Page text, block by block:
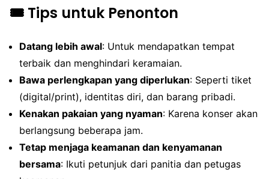
🎟️ Tips untuk Penonton
Datang lebih awal: Untuk mendapatkan tempat
terbaik dan menghindari keramaian.
Bawa perlengkapan yang diperlukan: Seperti tiket
(digital/print), identitas diri, dan barang pribadi.
Kenakan pakaian yang nyaman: Karena konser akan
berlangsung beberapa jam.
Tetap menjaga keamanan dan kenyamanan
bersama: Ikuti petunjuk dari panitia dan petugas